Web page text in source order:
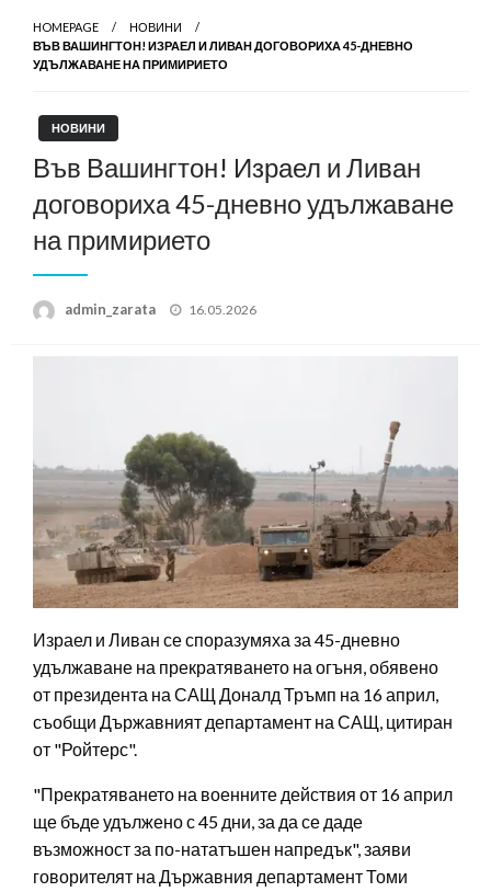
HOMEPAGE
НОВИНИ
ВЪВ ВАШИНГТОН! ИЗРАЕЛ И ЛИВАН ДОГОВОРИХА 45-ДНЕВНО
УДЪЛЖАВАНЕ НА ПРИМИРИЕТО
НОВИНИ
Във Вашингтон! Израел и Ливан
договориха 45-дневно удължаване
на примирието
admin_zarata
Posted
16.05.2026
Израел и Ливан се споразумяха за 45-дневно
удължаване на прекратяването на огъня, обявено
от президента на САЩ Доналд Тръмп на 16 април,
съобщи Държавният департамент на САЩ, цитиран
от "Ройтерс".
"Прекратяването на военните действия от 16 април
ще бъде удължено с 45 дни, за да се даде
възможност за по-нататъшен напредък", заяви
говорителят на Държавния департамент Томи